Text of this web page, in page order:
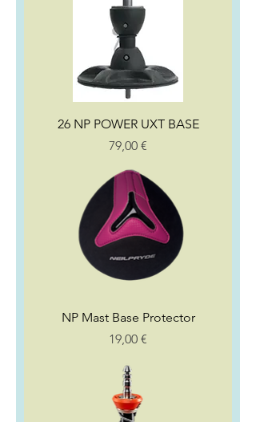
26 NP POWER UXT BASE
Preço
79,00 €
NP Mast Base Protector
Preço
19,00 €